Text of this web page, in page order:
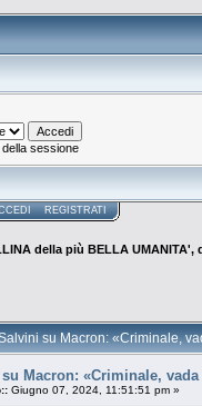
sessione
REGISTRATI
della più BELLA UMANITA',
su Macron: «Criminale,
Macron: «Criminale,
Giugno 07, 2024, 11:51:51 pm »